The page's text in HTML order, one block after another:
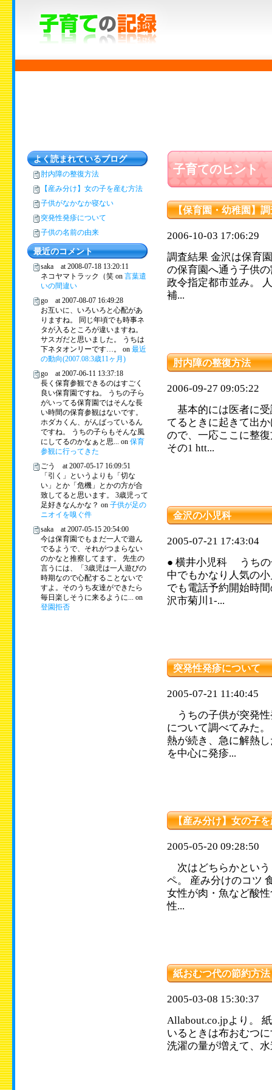
子育てのヒント
【保育園・幼稚園】
2006-10-03 17:06:29
調査結果 金沢は保育
の保育園へ通う子供
政令指定都市並み。
補...
肘内障の整復方法
2006-09-27 09:05:22
基本的には医者に受
てるときに起きて出
ので、一応ここに整
その1 htt...
金沢の小児科
2005-07-21 17:43:04
● 横井小児科 うち
中でもかなり人気の
でも電話予約開始時
沢市菊川1-...
突発性発疹について
2005-07-21 11:40:45
うちの子供が突発
について調べてみた
熱が続き、急に解熱
を中心に発疹...
【産み分け】女の子
2005-05-20 09:28:50
次はどちらかという
ペ。 産み分けのコツ
女性が肉・魚など酸
性...
紙おむつ代の節約方法
2005-03-08 15:30:37
Allabout.co.jpより。
いるときは布おむ
洗濯の量が増えて、
よく読まれているブログ
肘内障の整復方法
【産み分け】女の子を産む方法
子供がなかなか寝ない
突発性発疹について
子供の名前の由来
最近のコメント
saka at 2008-07-18 13:20:11
ネコヤマトラック（笑 on 言葉遣
いの間違い
go at 2007-08-07 16:49:28
お互いに、いろいろと心配があ
りますね。 同じ年頃でも時事ネ
タが入るところが違いますね。
サスガだと思いました。 うちは
下ネタオンリーです…。 on 最近
の動向(2007.08:3歳11ヶ月)
go at 2007-06-11 13:37:18
長く保育参観できるのはすごく
良い保育園ですね。 うちの子ら
がいってる保育園ではそんな長
い時間の保育参観はないです。
ホダカくん、がんばっているん
ですね。 うちの子らもそんな風
にしてるのかなぁと思... on 保育
参観に行ってきた
ごう at 2007-05-17 16:09:51
「引く」というよりも「切な
い」とか「危機」とかの方が合
致してると思います。 3歳児って
足好きなんかな？ on 子供が足の
ニオイを嗅ぐ件
saka at 2007-05-15 20:54:00
今は保育園でもまだ一人で遊ん
でるようで、それがつまらない
のかなと推察してます。 先生の
言うには、「3歳児は一人遊びの
時期なので心配することないで
すよ。そのうち友達ができたら
毎日楽しそうに来るように... on
登園拒否